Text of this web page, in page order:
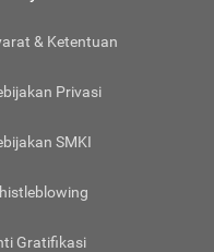
& Ketentuan
Privasi
SMKI
Gratifikasi